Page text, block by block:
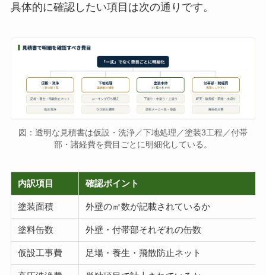
具体的に確認したい項目は次の通りです。
図：透明な見積書は仮設・洗浄／下地処理／塗装3工程／付帯
部・諸経費を費目ごとに明細化している。
内訳項目 確認ポイント
塗装面積 外壁の㎡数が記載されているか
塗料缶数 外壁・付帯部それぞれの缶数
仮設工事費 足場・養生・飛散防止ネット